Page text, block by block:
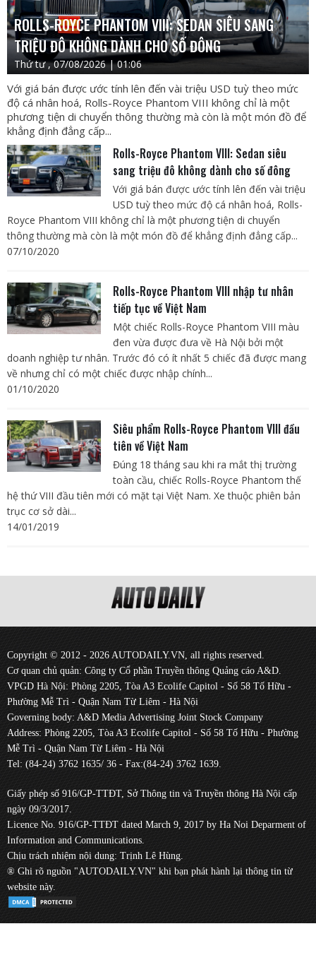
ROLLS-ROYCE PHANTOM VIII: SEDAN SIÊU SANG
TRIỆU ĐÔ KHÔNG DÀNH CHO SỐ ĐÔNG
Thứ tư , 07/08/2026 | 01:06
Với giá bán được ước tính lên đến vài triệu USD tuỳ theo mức
độ cá nhân hoá, Rolls-Royce Phantom VIII không chỉ là một
phương tiện di chuyển thông thường mà còn là một món đồ để
khẳng định đẳng cấp...
Rolls-Royce Phantom VIII: Sedan siêu
sang triệu đô không dành cho số đông
Với giá bán được ước tính lên đến vài triệu
USD tuỳ theo mức độ cá nhân hoá, Rolls-
Royce Phantom VIII không chỉ là một phương tiện di chuyển
thông thường mà còn là một món đồ để khẳng định đẳng cấp...
07/10/2020
Rolls-Royce Phantom VIII nhập tư nhân
tiếp tục về Việt Nam
Một chiếc Rolls-Royce Phantom VIII màu
đen vừa được đưa về Hà Nội bởi một
doanh nghiệp tư nhân. Trước đó có ít nhất 5 chiếc đã được mang
về nhưng chỉ có một chiếc được nhập chính...
01/10/2020
Siêu phẩm Rolls-Royce Phantom VIII đầu
tiên về Việt Nam
Đúng 18 tháng sau khi ra mắt thị trường
toàn cầu, chiếc Rolls-Royce Phantom thế
hệ thứ VIII đầu tiên mới có mặt tại Việt Nam. Xe thuộc phiên bản
trục cơ sở dài...
14/01/2019
Copyright © 2012 - 2026 AUTODAILY.VN, all rights reserved.
Cơ quan chủ quản: Công ty Cổ phần Truyền thông Quảng cáo A&D.
VPGD Hà Nội: Phòng 2205, Tòa A3 Ecolife Capitol - Số 58 Tố Hữu -
Phường Mễ Trì - Quận Nam Từ Liêm - Hà Nội
Governing body: A&D Media Advertising Joint Stock Company
Address: Phòng 2205, Tòa A3 Ecolife Capitol - Số 58 Tố Hữu - Phường
Mễ Trì - Quận Nam Từ Liêm - Hà Nội
Tel: (84-24) 3762 1635/ 36 - Fax:(84-24) 3762 1639.
Giấy phép số 916/GP-TTĐT, Sở Thông tin và Truyền thông Hà Nội cấp
ngày 09/3/2017.
Licence No. 916/GP-TTĐT dated March 9, 2017 by Ha Noi Deparment of
Information and Communications.
Chịu trách nhiệm nội dung: Trịnh Lê Hùng.
® Ghi rõ nguồn "AUTODAILY.VN" khi bạn phát hành lại thông tin từ
website này.